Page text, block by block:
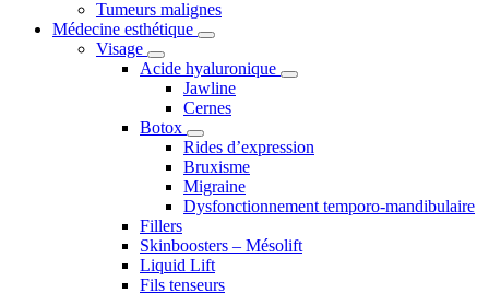
Tumeurs malignes
Médecine esthétique
Visage
Acide hyaluronique
Jawline
Cernes
Botox
Rides d’expression
Bruxisme
Migraine
Dysfonctionnement temporo-mandibulaire
Fillers
Skinboosters – Mésolift
Liquid Lift
Fils tenseurs